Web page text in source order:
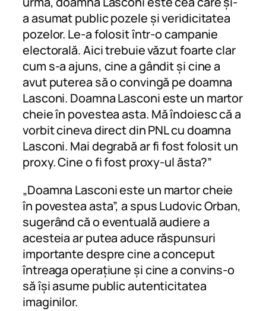
a asumat public pozele și veridicitatea
pozelor. Le-a folosit într-o campanie
electorală. Aici trebuie văzut foarte clar
cum s-a ajuns, cine a gândit și cine a
avut puterea să o convingă pe doamna
Lasconi. Doamna Lasconi este un martor
cheie în povestea asta. Mă îndoiesc că a
vorbit cineva direct din PNL cu doamna
Lasconi. Mai degrabă ar fi fost folosit un
proxy. Cine o fi fost proxy-ul ăsta?”
„Doamna Lasconi este un martor cheie
în povestea asta”, a spus Ludovic Orban,
sugerând că o eventuală audiere a
acesteia ar putea aduce răspunsuri
importante despre cine a conceput
întreaga operațiune și cine a convins-o
să își asume public autenticitatea
imaginilor.